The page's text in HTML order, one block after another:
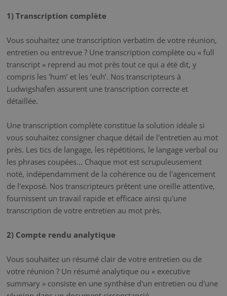
1) Transcription complète
Vous souhaitez une transcription verbatim de votre réunion,
entretien ou entrevue ? Une transcription complète ou « full
transcript » reprend au mot près tout ce qui a été dit, y
compris les 'hum’ et les ‘euh’. Nos transcripteurs à
Ludwigshafen assurent une transcription correcte et
détaillée.
Une transcription complète constitue la solution idéale si
vous souhaitez consigner chaque détail de l'entretien au mot
près. Les tics de langage, les répétitions, le langage verbal ou
les phrases coupées... Chaque mot est scrupuleusement
noté, indépendamment de la cohérence ou de l'agencement
de l'exposé. Nos transcripteurs prêtent une oreille attentive,
fournissent un travail rapide et efficace ainsi qu'une
transcription de votre entretien au mot près.
2) Compte rendu analytique
Vous souhaitez un résumé clair de votre entretien ou de
votre réunion ? Un résumé analytique ou « executive
summary » consiste en une synthèse d'un entretien ou d'une